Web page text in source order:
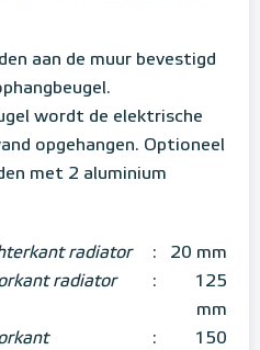
aan de muur bevestigd
wordt de elektrische
opgehangen. Optioneel
met 2 aluminium
radiator :
20 mm
radiator
:
125
mm
:
150